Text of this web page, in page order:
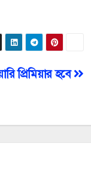
প্রিমিয়ার হবে